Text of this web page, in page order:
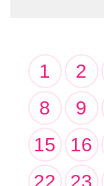
1 2
8
9
15
16
22
23